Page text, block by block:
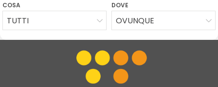
COSA
TUTTI
DOVE
OVUNQUE